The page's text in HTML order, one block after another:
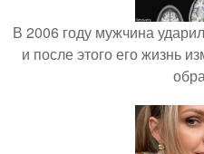
В 2006 году мужчина
и после этого его жизнь